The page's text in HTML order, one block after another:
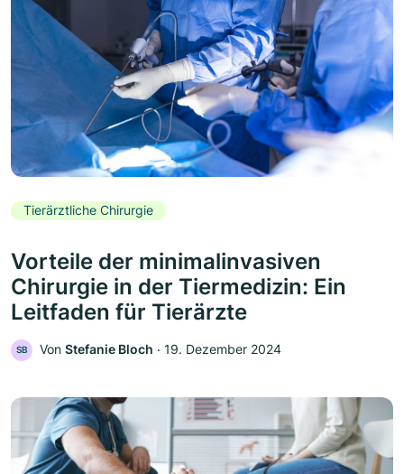
Tierärztliche Chirurgie
Vorteile der minimalinvasiven
Chirurgie in der Tiermedizin: Ein
Leitfaden für Tierärzte
SB Von Stefanie Bloch ‧ 19. Dezember 2024